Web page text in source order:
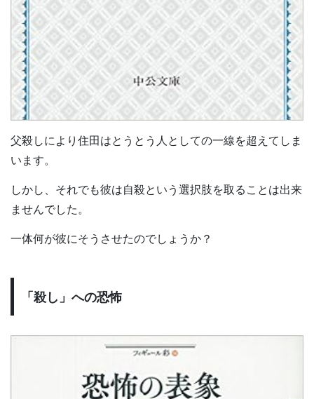
父殺しにより住田はとうとう人としての一線を超えてしま
います。
しかし、それでも彼は自殺という選択肢を取ることは出来
ませんでした。
一体何が彼にそうさせたのでしょうか？
「殺し」への恐怖